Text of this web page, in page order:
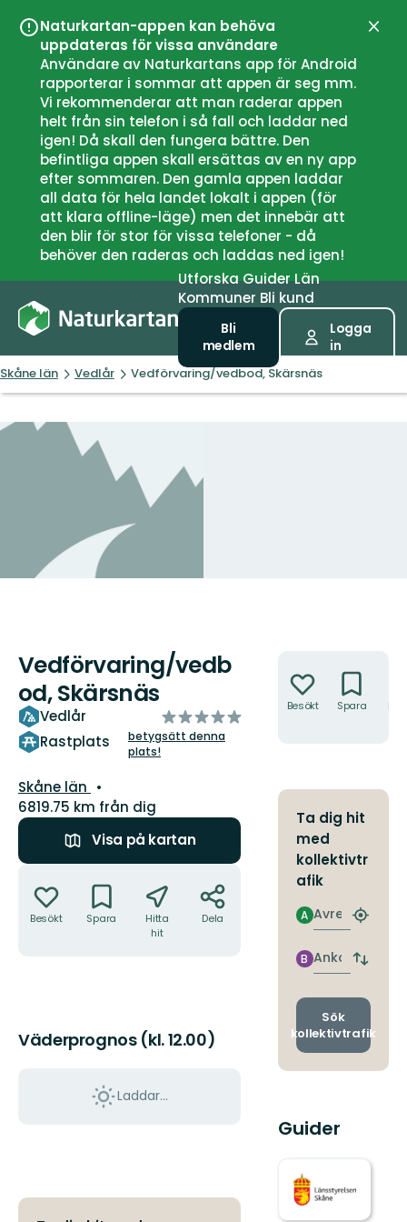
Naturkartan-appen kan behöva
uppdateras för vissa användare
Användare av Naturkartans app för Android
rapporterar i sommar att appen är seg mm.
Vi rekommenderar att man raderar appen
helt från sin telefon i så fall och laddar ned
igen! Då skall den fungera bättre. Den
befintliga appen skall ersättas av en ny app
efter sommaren. Den gamla appen laddar
all data för hela landet lokalt i appen (för
att klara offline-läge) men det innebär att
den blir för stor för vissa telefoner - då
behöver den raderas och laddas ned igen!
UtforskaGuiderLän
Kommuner Bli kund
Bli
medlem
Logga
in
Skåne län Vedlår Vedförvaring/vedbod, Skärsnäs
Vedförvaring/vedb
od, Skärsnäs
Vedlår
Rastplats
av
5
stjärnor
betygsätt denna
plats!
Län:
Skåne län
6819.75 km från dig
Visa på kartan
Besökt Spara
Hitta
hit
Dela
Väderprognos (kl. 12.00)
Laddar...
Besökt Spara
Ta dig hit
med
kollektivtr
afik
Avresa
A
Hitta
Ankomst
B
Byt
och
Sök
kollektivtrafik
Guider